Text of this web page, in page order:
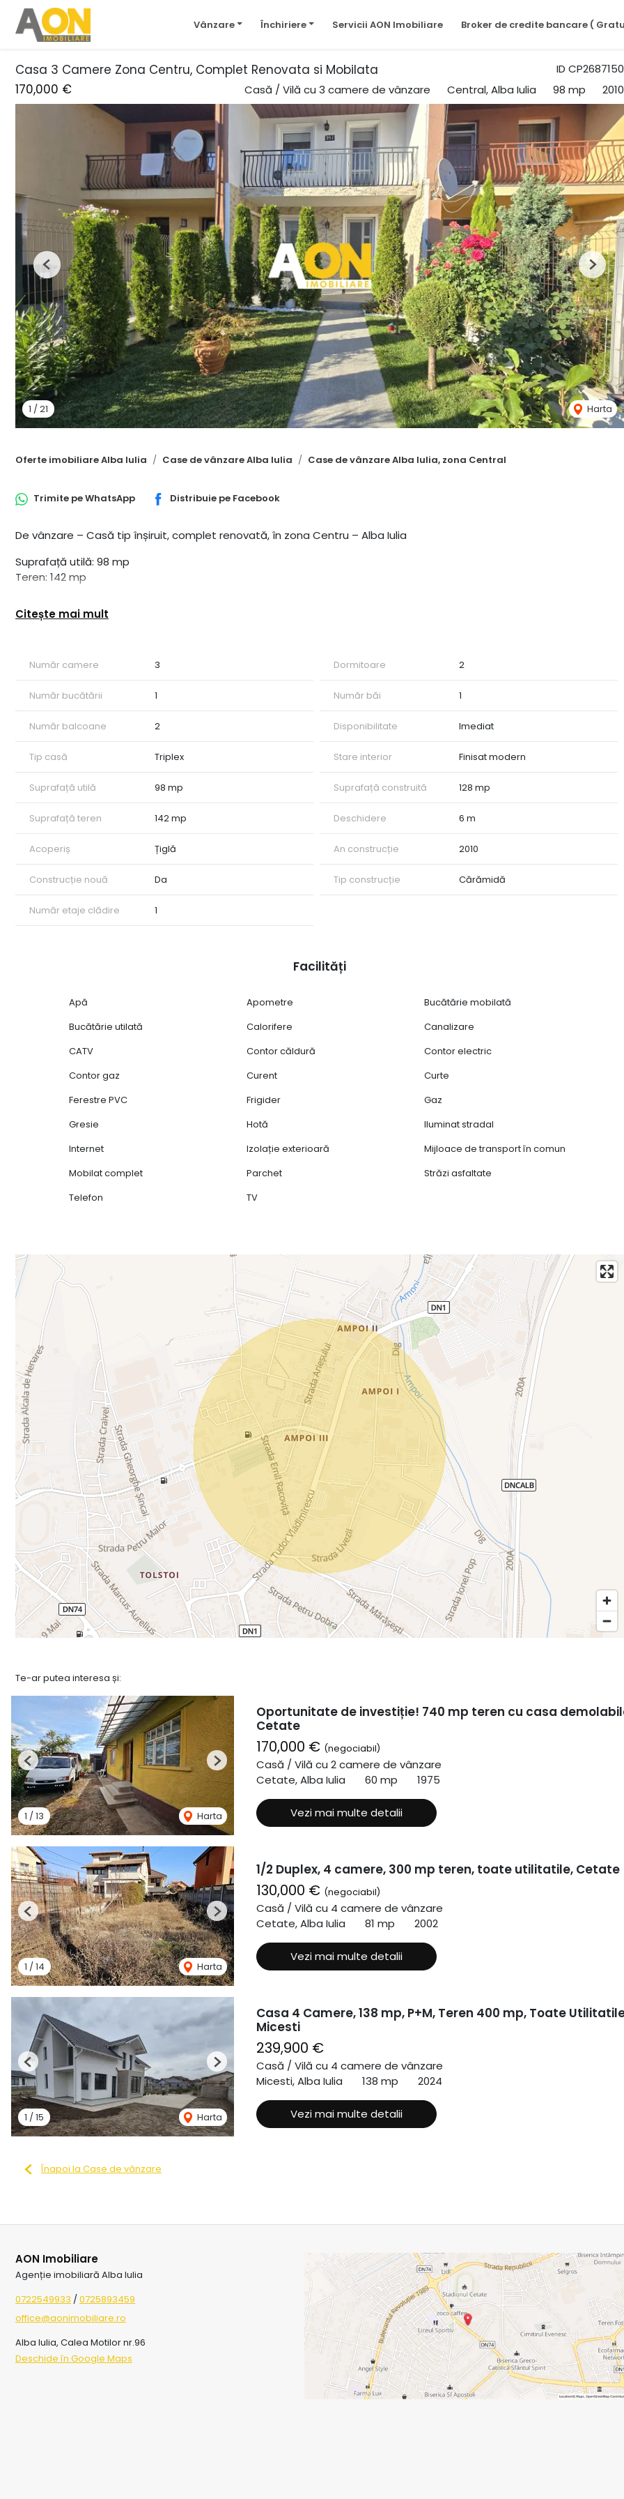
Vânzare Închiriere Servicii AON Imobiliare Broker de credite bancare (
ID CP2687150
Casa 3 Camere Zona Centru, Complet Renovata si Mobilata
170,000 €
Casă / Vilă cu 3 camere de vânzare Central, Alba Iulia 98 mp 2010
1 / 21 Harta
Previous Next
Oferte imobiliare Alba Iulia Case de vânzare Alba Iulia Case de vânzare Alba Iulia, zona Central
Trimite peWhatsApp Distribuie pe Facebook
De vânzare – Casă tip înșiruit, complet renovată, în zona Centru – Alba Iulia
Suprafață utilă: 98 mp
Teren: 142 mp
2 dormitoare luminoase
2 băi moderne
Hol generos
Spațiu de depozitare
Locație excelentă – aproape de Alba Mall, Carolina Mall, școli și magazine alimentare.
Ideală pentru o familie care își dorește confort și liniște, dar și pentru investiție. CP2687150
Citește mai mult
Număr camere 3 Dormitoare 2
Număr bucătării 1 Număr băi 1
Număr balcoane 2 Disponibilitate Imediat
Tip casă Triplex Stare interior Finisat modern
Suprafață utilă 98 mp Suprafață construită 128 mp
Suprafață teren 142 mp Deschidere 6 m
Acoperiș Țiglă An construcție 2010
Construcție nouă Da Tip construcție Cărămidă
Număr etaje clădire 1
Facilități
Apă Apometre
Bucătărie mobilată
Bucătărie utilată
Calorifere
Canalizare
CATV
Contor căldură
Contor electric
Contor gaz
Curent
Curte
Ferestre PVC
Frigider
Gaz
Gresie
Hotă
Iluminat stradal
Internet
Izolație exterioară
Mijloace de transport în comun
Mobilat complet
Parchet
Străzi asfaltate
Telefon
TV
Te-ar putea interesa și:
1 /13 Harta
Previous Next
Oportunitate de investiție! 740 mp teren cu casa
Cetate
170,000 € (negociabil)
Casă / Vilă cu 2 camere de vânzare
Cetate, Alba Iulia
60 mp 1975
Vezi mai multe detalii
1 /14 Harta
Previous Next
1/2 Duplex, 4 camere, 300 mp teren, toate utilitatile, Cetate
130,000 € (negociabil)
Casă / Vilă cu 4 camere de vânzare
Cetate, Alba Iulia
81 mp 2002
Vezi mai multe detalii
1 /15 Harta
Previous Next
Casa 4 Camere, 138 mp, P+M, Teren 400 mp, Toate
Micesti
239,900 €
Casă / Vilă cu 4 camere de vânzare
Micesti, Alba Iulia
138 mp 2024
Vezi mai multe detalii
Înapoi la Case de vânzare
AON Imobiliare
Agenție imobiliară Alba Iulia
0722549933 /0725893459
office@aonimobiliare.ro
Alba Iulia, Calea Motilor nr.96
Deschide în Google Maps